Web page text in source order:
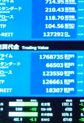
前교정본부장 기소
에 수사 재개"
밭' 된 축구협회
서울대 공대 교수…이
명 식사 대접까지(종
그 전 2개월 10.3만
줄어…실업률은 4.1%